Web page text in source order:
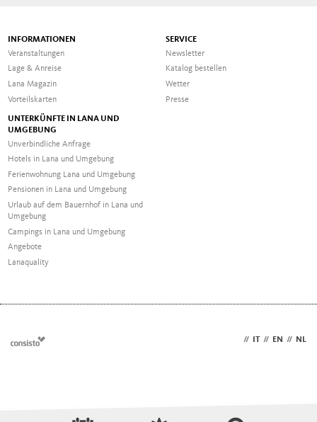
INFORMATIONEN
Veranstaltungen
Lage & Anreise
Lana Magazin
Vorteilskarten
SERVICE
Newsletter
Katalog bestellen
Wetter
Presse
UNTERKÜNFTE IN LANA UND
UMGEBUNG
Unverbindliche Anfrage
Hotels in Lana und Umgebung
Ferienwohnung Lana und Umgebung
Pensionen in Lana und Umgebung
Urlaub auf dem Bauernhof in Lana und
Umgebung
Campings in Lana und Umgebung
Angebote
Lanaquality
// // EN // NL